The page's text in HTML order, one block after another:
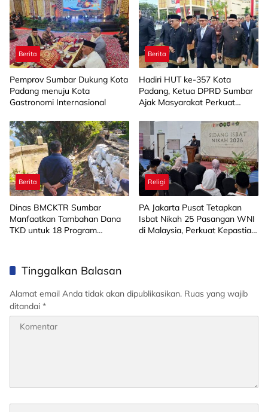
Berita
Pemprov Sumbar Dukung Kota
Padang menuju Kota
Gastronomi Internasional
Berita
Hadiri HUT ke-357 Kota
Padang, Ketua DPRD Sumbar
Ajak Masyarakat Perkuat
Berita
Dinas BMCKTR Sumbar
Manfaatkan Tambahan Dana
TKD untuk 18 Program
Religi
PA Jakarta Pusat Tetapkan
Isbat Nikah 25 Pasangan WNI
di Malaysia, Perkuat Kepastian
Tinggalkan Balasan
Alamat email Anda tidak akan dipublikasikan. Ruas yang wajib
ditandai *